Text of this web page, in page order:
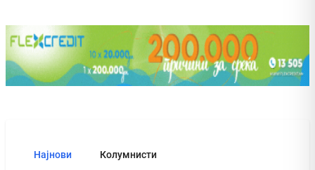
Најнови Колумнисти